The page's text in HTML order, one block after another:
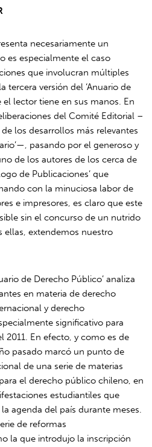
necesariamente un
es especialmente el caso
que involucran múltiples
tercera versión del ‘Anuario de
el lector tiene en sus manos. En
del Comité Editorial –
los desarrollos más relevantes
pasando por el generoso y
de los autores de los cerca de
de Publicaciones’ que
con la minuciosa labor de
e impresores, es claro que este
sin el concurso de un nutrido
ellas, extendemos nuestro
de Derecho Público’ analiza
en materia de derecho
y derecho
significativo para
2011. En efecto, y como es de
pasado marcó un punto de
de una serie de materias
el derecho público chileno, en
estudiantiles que
agenda del país durante meses.
de reformas
la que introdujo la inscripción